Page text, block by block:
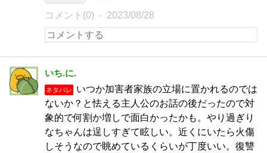
コメント(0) 2023/08/28
いち.に.
ネタバレ
いつか加害者家族の立場に置かれるのでは
ないか？と怯える主人公のお話の後だったので対
象的で何割か増しで面白かったかも。やり過ぎり
なちゃんは逞しすぎて眩しい。近くにいたら火傷
しそうなので眺めているくらいが丁度いい。復讐